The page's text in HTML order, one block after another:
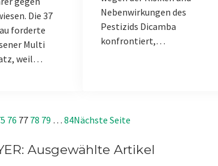
Die 37
forderte
Multi
weil…
Nebenwirkungen des
Pestizids Dicamba
konfrontiert,…
76 77 78 79 … 84Nächste Seite
Ausgewählte Artikel